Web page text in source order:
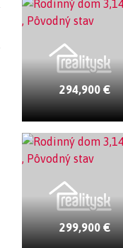
294,900 €
299,900 €